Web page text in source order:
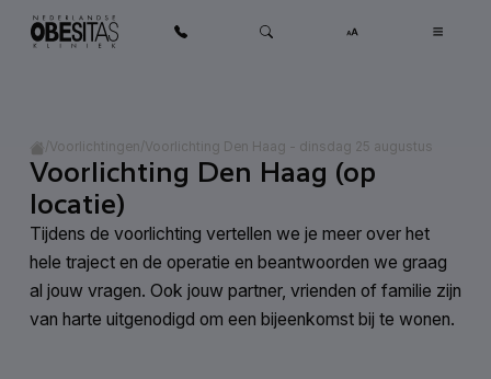
Ga naar inhoud
Home
/Voorlichtingen/Voorlichting Den Haag - dinsdag 25 augustus
Voorlichting Den Haag (op
locatie)
Tijdens de voorlichting vertellen we je meer over het
hele traject en de operatie en beantwoorden we graag
al jouw vragen. Ook jouw partner, vrienden of familie zijn
van harte uitgenodigd om een bijeenkomst bij te wonen.